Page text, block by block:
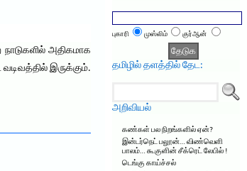
அதிகமாக
இருக்கும்.
புகாரி முஸ்லிம் குர்ஆன்
தமிழில் தளத்தில் தேட:
அறிவியல்
கண்கள் பல நிறங்களில் ஏன்?
இன்டர்நெட் பலூன்… விண்வெளி
பாலம்… கூகுளின் சீக்ரெட் லேபில் !
டெங்கு காய்ச்சல்